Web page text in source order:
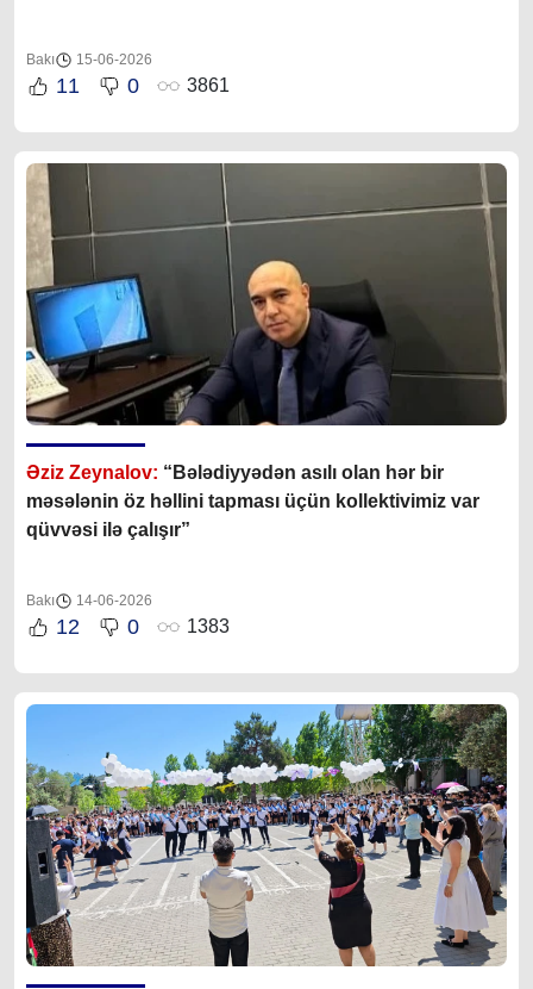
Bakı 15-06-2026
11 0 3861
Əziz Zeynalov: “Bələdiyyədən asılı olan hər bir
məsələnin öz həllini tapması üçün kollektivimiz var
qüvvəsi ilə çalışır”
Bakı 14-06-2026
12 0 1383